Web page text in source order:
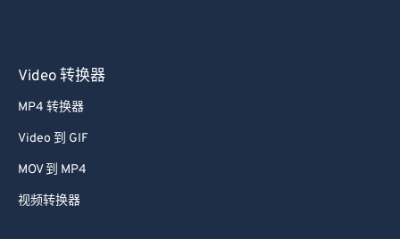
Video 转换器
MP4 转换器
Video 到 GIF
MOV 到 MP4
视频转换器